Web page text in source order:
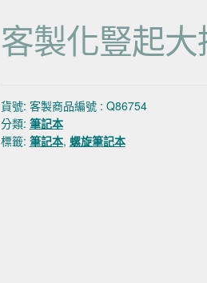
客製化豎起
貨號: 客製商品編號 : Q86754
分類: 筆記本
標籤: 筆記本, 螺旋筆記本